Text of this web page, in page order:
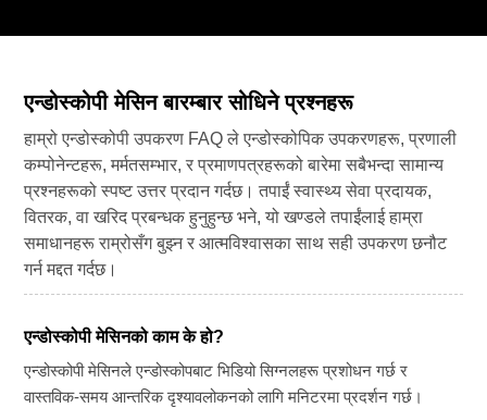
एन्डोस्कोपी मेसिन बारम्बार सोधिने प्रश्नहरू
हाम्रो एन्डोस्कोपी उपकरण FAQ ले एन्डोस्कोपिक उपकरणहरू, प्रणाली
कम्पोनेन्टहरू, मर्मतसम्भार, र प्रमाणपत्रहरूको बारेमा सबैभन्दा सामान्य
प्रश्नहरूको स्पष्ट उत्तर प्रदान गर्दछ। तपाईं स्वास्थ्य सेवा प्रदायक,
वितरक, वा खरिद प्रबन्धक हुनुहुन्छ भने, यो खण्डले तपाईंलाई हाम्रा
समाधानहरू राम्रोसँग बुझ्न र आत्मविश्वासका साथ सही उपकरण छनौट
गर्न मद्दत गर्दछ।
एन्डोस्कोपी मेसिनको काम के हो?
एन्डोस्कोपी मेसिनले एन्डोस्कोपबाट भिडियो सिग्नलहरू प्रशोधन गर्छ र
वास्तविक-समय आन्तरिक दृश्यावलोकनको लागि मनिटरमा प्रदर्शन गर्छ।